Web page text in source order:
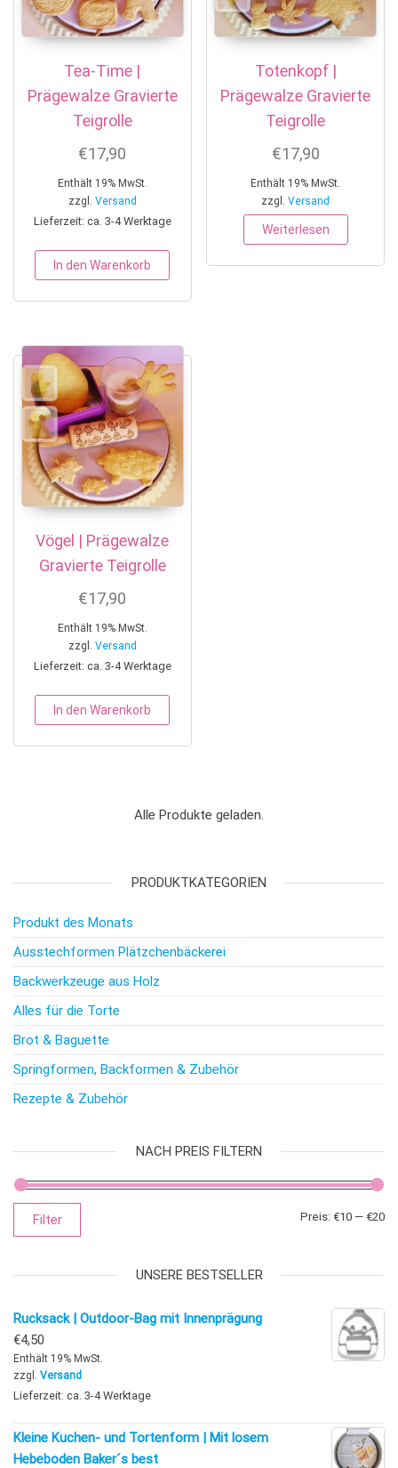
Tea-Time |
Prägewalze Gravierte
Teigrolle
€17,90
Enthält 19% MwSt.
zzgl. Versand
Lieferzeit: ca. 3-4 Werktage
In den Warenkorb
Totenkopf |
Prägewalze Gravierte
Teigrolle
€17,90
Enthält 19% MwSt.
zzgl.Versand
Weiterlesen
Vögel | Prägewalze
Gravierte Teigrolle
€17,90
Enthält 19% MwSt.
zzgl. Versand
Lieferzeit: ca. 3-4 Werktage
In den Warenkorb
Alle Produkte geladen.
PRODUKTKATEGORIEN
Produkt des Monats
Ausstechformen Plätzchenbäckerei
Backwerkzeuge aus Holz
Alles für die Torte
Brot & Baguette
Springformen, Backformen & Zubehör
Rezepte & Zubehör
NACH PREIS FILTERN
Filter Preis: €10 — €20
UNSERE BESTSELLER
Rucksack | Outdoor-Bag mit Innenprägung
€4,50
Enthält 19% MwSt.
zzgl. Versand
Lieferzeit: ca. 3-4 Werktage
Kleine Kuchen- und Tortenform | Mit losem
Hebeboden Baker´s best